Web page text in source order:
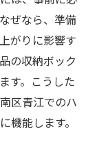
ぜなら、準備
がりに影響す
の収納ボック
す。こうした
区青江でのハ
機能します。